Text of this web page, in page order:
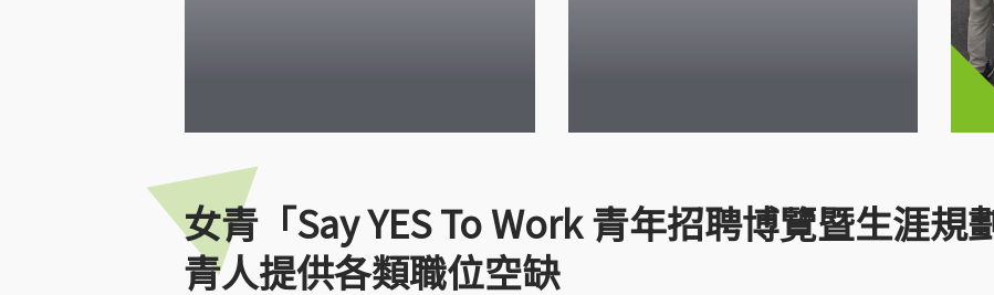
女青「Say YES To Work 青年招聘博覽暨生涯規
青人提供各類職位空缺